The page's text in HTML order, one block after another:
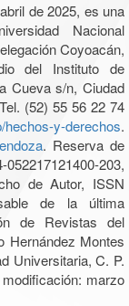
de 2025, es una
Nacional
Coyoacán,
del Instituto de
Cueva s/n, Ciudad
(52) 55 56 22 74
hechos-y-derechos.
. Reserva de
203,
de Autor, ISSN
de la última
de Revistas del
Hernández Montes
Universitaria, C. P.
marzo